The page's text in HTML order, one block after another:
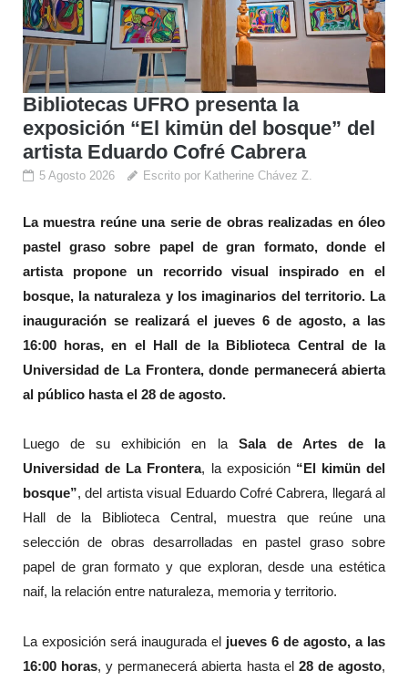
Bibliotecas UFRO presenta la
exposición “El kimün del bosque” del
artista Eduardo Cofré Cabrera
5 Agosto 2026 Escrito por Katherine Chávez Z.
La muestra reúne una serie de obras realizadas en óleo
pastel graso sobre papel de gran formato, donde el
artista propone un recorrido visual inspirado en el
bosque, la naturaleza y los imaginarios del territorio. La
inauguración se realizará el jueves 6 de agosto, a las
16:00 horas, en el Hall de la Biblioteca Central de la
Universidad de La Frontera, donde permanecerá abierta
al público hasta el 28 de agosto.
Luego de su exhibición en la Sala de Artes de la
Universidad de La Frontera, la exposición “El kimün del
bosque”, del artista visual Eduardo Cofré Cabrera, llegará al
Hall de la Biblioteca Central, muestra que reúne una
selección de obras desarrolladas en pastel graso sobre
papel de gran formato y que exploran, desde una estética
naif, la relación entre naturaleza, memoria y territorio.
La exposición será inaugurada el jueves 6 de agosto, a las
16:00 horas, y permanecerá abierta hasta el 28 de agosto,